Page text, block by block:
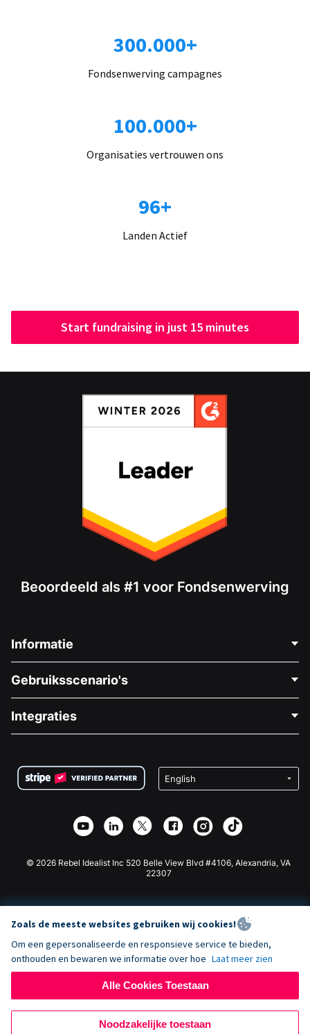
300.000+
Fondsenwerving campagnes
100.000+
Organisaties vertrouwen ons
96+
Landen Actief
Start fundraising in just 15 minutes
Beoordeeld als #1 voor Fondsenwerving
Informatie
Over Ons
Vacatures
Privacy
Affiliate Partnerschap
Gebruiksscenario's
Medische Fondsenwerving
Goede Doelen Fondsenwerving
Integraties
Wix Donatie Plugin
Webflow Donatie App
Joomla Donatie
© 2026 Rebel Idealist Inc 520 Belle View Blvd #4106, Alexandria, VA
22307
Zoals de meeste websites gebruiken wij cookies!
Om een gepersonaliseerde en responsieve service te bieden,
onthouden en bewaren we informatie over hoe Laat meer zien
Alle Cookies Toestaan
Noodzakelijke toestaan